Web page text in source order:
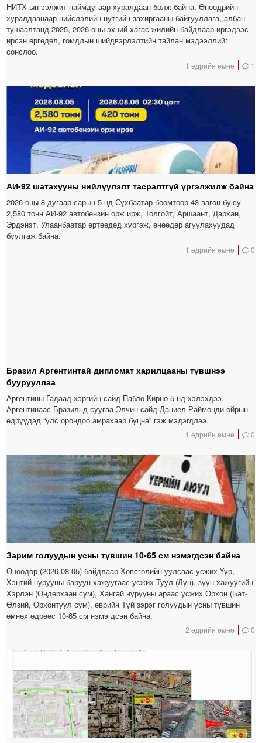
НИТХ-ын ээлжит наймдугаар хуралдаан болж байна. Өнөөдрийн
хуралдаанаар нийслэлийн нутгийн захиргааны байгууллага, албан
тушаалтанд 2025, 2026 оны эхний хагас жилийн байдлаар иргэдээс
ирсэн өргөдөл, гомдлын шийдвэрлэлтийн тайлан мэдээллийг
сонслоо.
1 өдрийн өмнө 1
АИ-92 шатахууны нийлүүлэлт тасралтгүй үргэлжилж байна
2026 оны 8 дугаар сарын 5-нд Сүхбаатар боомтоор 43 вагон буюу
2,580 тонн АИ-92 автобензин орж ирж, Толгойт, Аршаант, Дархан,
Эрдэнэт, Улаанбаатар өртөөдөд хүргэж, өнөөдөр агуулахуудад
буулгаж байна.
1 өдрийн өмнө 0
Бразил Аргентинтай дипломат харилцааны түвшнээ
буурууллаа
Аргентины Гадаад хэргийн сайд Пабло Кирно 5-нд хэлэхдээ,
Аргентинаас Бразильд суугаа Элчин сайд Даниел Раймонди ойрын
өдрүүдэд “улс орондоо амрахаар буцна” гэж мэдэгдлээ.
1 өдрийн өмнө 0
Зарим голуудын усны түвшин 10-65 см нэмэгдсэн байна
Өнөөдөр (2026.08.05) байдлаар Хөвсгөлийн уулсаас усжих Үүр,
Хэнтий нурууны баруун хажуугаас усжих Туул (Лүн), зүүн хажуугийн
Хэрлэн (Өндөрхаан сум), Хангай нурууны араас усжих Орхон (Бат-
Өлзий, Орхонтуул сум), өврийн Түй зэрэг голуудын усны түвшин
өмнөх өдрөөс 10-65 см нэмэгдсэн байна.
2 өдрийн өмнө 0